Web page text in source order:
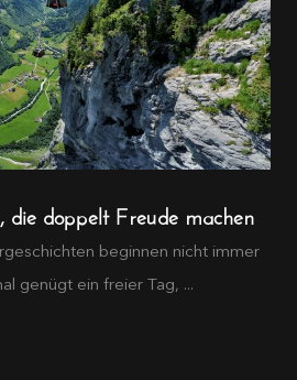
die doppelt Freude machen
beginnen nicht immer
genügt ein freier Tag, ...